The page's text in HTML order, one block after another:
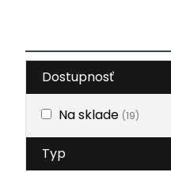
Dostupnosť
Na sklade (19)
Typ